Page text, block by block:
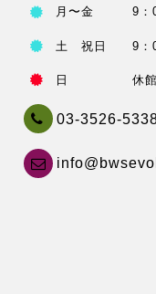
月〜金 9：
土 祝日 9：
日 休館
03-3526-